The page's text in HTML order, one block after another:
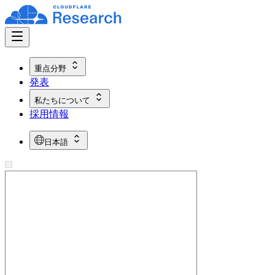
重点分野
発表
私たちについて
採用情報
日本語